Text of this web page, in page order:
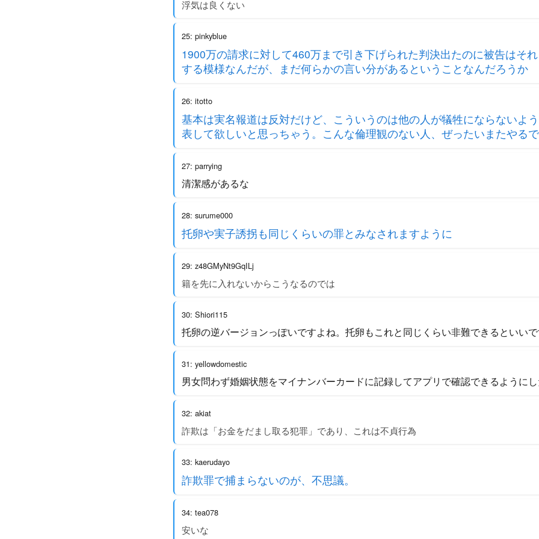
浮気は良くない
25: pinkyblue
1900万の請求に対して460万まで引き下げられた判決出たのに被告はそ
する模様なんだが、まだ何らかの言い分があるということなんだろうか
26: itotto
基本は実名報道は反対だけど、こういうのは他の人が犠牲にならないよ
表して欲しいと思っちゃう。こんな倫理観のない人、ぜったいまたやる
27: parrying
清潔感があるな
28: surume000
托卵や実子誘拐も同じくらいの罪とみなされますように
29: z48GMyNt9GqILj
籍を先に入れないからこうなるのでは
30: Shiori115
托卵の逆バージョンっぽいですよね。托卵もこれと同じくらい非難できるといい
31: yellowdomestic
男女問わず婚姻状態をマイナンバーカードに記録してアプリで確認できるように
32: akiat
詐欺は「お金をだまし取る犯罪」であり、これは不貞行為
33: kaerudayo
詐欺罪で捕まらないのが、不思議。
34: tea078
安いな